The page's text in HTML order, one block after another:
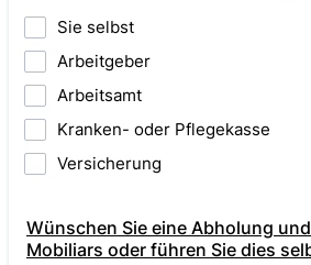
Sie selbst
Arbeitgeber
Arbeitsamt
Kranken- oder Pflegekasse
Versicherung
Wünschen Sie eine Abholung
Mobiliars oder führen Sie dies